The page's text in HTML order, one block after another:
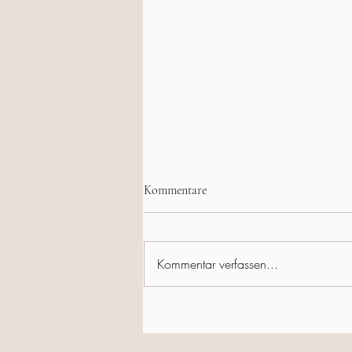
Kommentare
Kommentar verfassen...